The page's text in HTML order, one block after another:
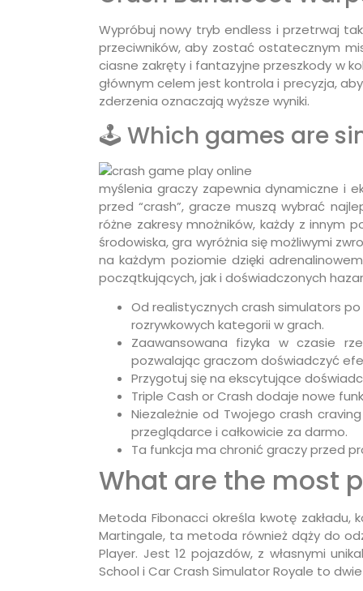
Wypróbuj nowy tryb endless i przetrwaj
przeciwników, aby zostać ostatecznym
ciasne zakręty i fantazyjne przeszkody w
głównym celem jest kontrola i precyzja,
zderzenia oznaczają wyższe wyniki.
🕹️ Which games are
myślenia graczy zapewnia dynamiczne i
przed “crash”, gracze muszą wybrać
różne zakresy mnożników, każdy z innym
środowiska, gra wyróżnia się możliwymi
na każdym poziomie dzięki
początkujących, jak i doświadczonych
Od realistycznych crash simulators
rozrywkowych kategorii w grach.
Zaawansowana fizyka w czasie
pozwalając graczom doświadczyć
Przygotuj się na ekscytujące
Triple Cash or Crash dodaje nowe
Niezależnie od Twojego crash
przeglądarce i całkowicie za darmo.
Ta funkcja ma chronić graczy przed
What are the most
Metoda Fibonacci określa kwotę
Martingale, ta metoda również dąży do
Player. Jest 12 pojazdów, z własnymi
School i Car Crash Simulator Royale to